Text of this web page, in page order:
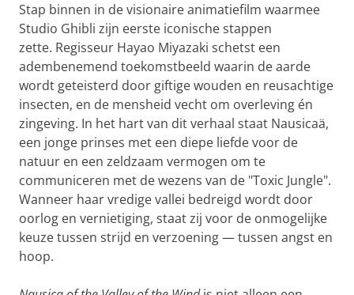
Stap binnen in de visionaire animatiefilm waarmee
Studio Ghibli zijn eerste iconische stappen
zette. Regisseur Hayao Miyazaki schetst een
adembenemend toekomstbeeld waarin de aarde
wordt geteisterd door giftige wouden en reusachtige
insecten, en de mensheid vecht om overleving én
zingeving. In het hart van dit verhaal staat Nausicaä,
een jonge prinses met een diepe liefde voor de
natuur en een zeldzaam vermogen om te
communiceren met de wezens van de "Toxic Jungle".
Wanneer haar vredige vallei bedreigd wordt door
oorlog en vernietiging, staat zij voor de onmogelijke
keuze tussen strijd en verzoening — tussen angst en
hoop.